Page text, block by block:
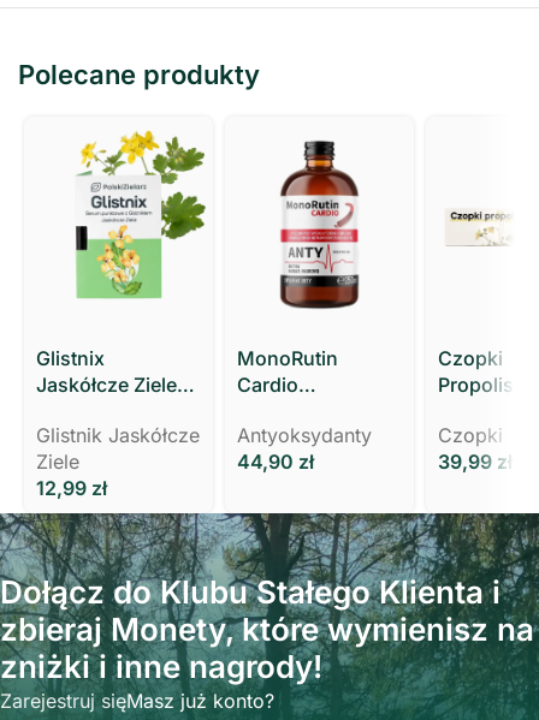
Polecane produkty
Glistnix
Jaskółcze Ziele
Modzele MOCNY
3 ml Polski Zielarz
Glistnik Jaskółcze
Ziele
12,99 zł
MonoRutin
Cardio
WYCIĄG Z ZIELA
RUTY
Antyoksydanty
44,90 zł
Czopki
Polski
Czopki
39,99 zł
Dołącz do Klubu Stałego Klienta i
zbieraj Monety, które wymienisz na
zniżki i inne nagrody!
Zarejestruj sięMasz już konto?